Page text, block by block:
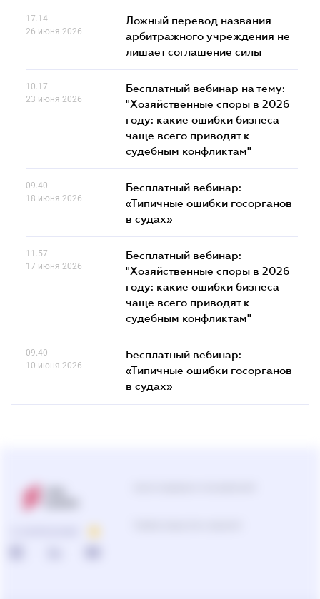
17.14
26 июня 2026
Ложный перевод названия
арбитражного учреждения не
лишает соглашение силы
10.17
23 июня 2026
Бесплатный вебинар на тему:
"Хозяйственные споры в 2026
году: какие ошибки бизнеса
чаще всего приводят к
судебным конфликтам"
09.40
18 июня 2026
Бесплатный вебинар:
«Типичные ошибки госорганов
в судах»
11.57
17 июня 2026
Бесплатный вебинар:
"Хозяйственные споры в 2026
году: какие ошибки бизнеса
чаще всего приводят к
судебным конфликтам"
09.40
10 июня 2026
Бесплатный вебинар:
«Типичные ошибки госорганов
в судах»